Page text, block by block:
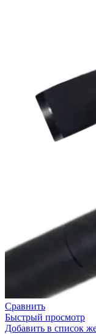
Сравнить
Быстрый просмотр
Добавить в список